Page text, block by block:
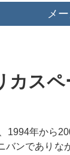
メ
カスペ
1994年から
バンであり